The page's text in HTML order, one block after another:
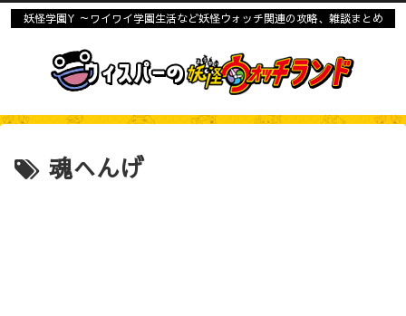
妖怪学園Y ～ワイワイ学園生活など妖怪ウォッチ関連の攻略、雑談まとめ
魂へんげ